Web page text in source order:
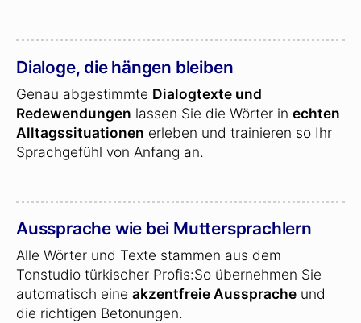
Dialoge, die hängen bleiben
Genau abgestimmte Dialogtexte und
Redewendungen lassen Sie die Wörter in echten
Alltagssituationen erleben und trainieren so Ihr
Sprachgefühl von Anfang an.
Aussprache wie bei Muttersprachlern
Alle Wörter und Texte stammen aus dem
Tonstudio türkischer Profis:So übernehmen Sie
automatisch eine akzentfreie Aussprache und
die richtigen Betonungen.